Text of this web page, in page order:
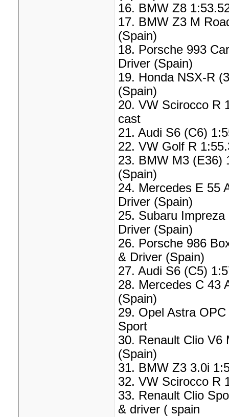
16. BMW Z8
17. BMW Z3 M
(Spain)
18. Porsche 993
Driver (Spain)
19. Honda NSX-R
(Spain)
20. VW Scirocco R
cast
21. Audi S6 (C6)
22. VW Golf R
23. BMW M3 (E36)
(Spain)
24. Mercedes E 55
Driver (Spain)
25. Subaru
Driver (Spain)
26. Porsche 986
& Driver (Spain)
27. Audi S6 (C5)
28. Mercedes C 43
(Spain)
29. Opel Astra
Sport
30. Renault Clio V6
(Spain)
31. BMW Z3 3.0i
32. VW Scirocco R
33. Renault Clio
& driver ( spain